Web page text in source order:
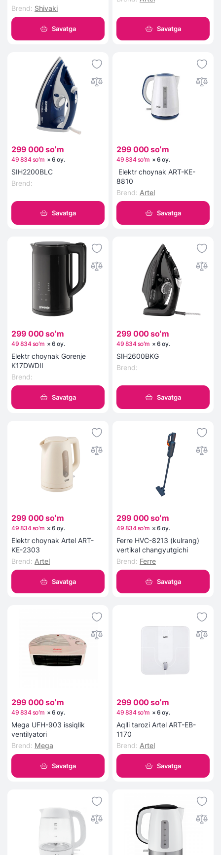
Brend: Shivaki
Savatga Savatga
299 000 soʻm
49 834 soʻm ×6 oy.
SIH2200BLC
Brend:
Savatga
299 000 soʻm
49 834 soʻm ×6 oy.
Elektr choynak ART-KE-
8810
Brend: Artel
Savatga
299 000 soʻm
49 834 soʻm ×6 oy.
Elektr choynak Gorenje
K17DWDII
Brend:
Savatga
299 000 soʻm
49 834 soʻm ×6 oy.
SIH2600BKG
Brend:
Savatga
299 000 soʻm
49 834 soʻm ×6 oy.
Elektr choynak Artel ART-
KE-2303
Brend: Artel
Savatga
299 000 soʻm
49 834 soʻm ×6 oy.
Ferre HVC-8213 (kulrang)
vertikal changyutgichi
Brend: Ferre
Savatga
299 000 soʻm
49 834 soʻm ×6 oy.
Mega UFH-903 issiqlik
ventilyatori
Brend: Mega
Savatga
299 000 soʻm
49 834 soʻm ×6 oy.
Aqlli tarozi Artel ART-EB-
1170
Brend: Artel
Savatga